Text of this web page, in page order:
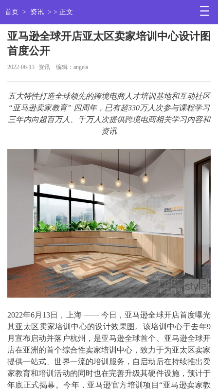
首页 > 资讯 > > 正文
亚马逊全球开店亚太区卖家培训中心设计图
首度公开
2022-06-13 资讯 编辑：angela
五大特性打造全球领先的跨境电商人才培训基地和互动社区
“亚马逊卖家教育” 四周年，已有超330万人次参与课程学习
三年内向超百万人、千万人次提供跨境电商相关学习内容和
资讯
2022年6月13日，上海 —— 今日，亚马逊全球开店首度曝光
其亚太区卖家培训中心的设计效果图。该培训中心于去年9
月宣布启动并落户杭州，是亚马逊全球首个、亚马逊全球开
店在亚洲的首个综合性卖家培训中心，致力于为亚太区卖家
提供一站式、世界一流的培训服务，自启动后在持续推出卖
家教育和培训活动的同时也在完善升级其硬件设施，预计于
年底正式揭幕。今年，亚马逊官方培训项目“亚马逊卖家教